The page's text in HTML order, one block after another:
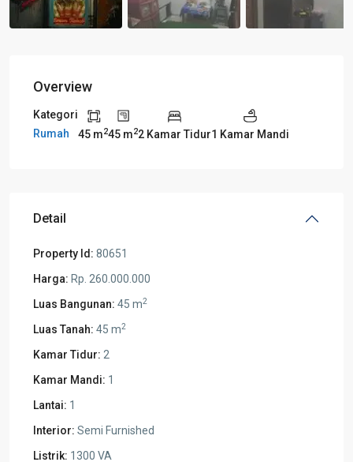
Overview
Kategori
Rumah
45 m245 m22 Kamar Tidur1 Kamar Mandi
Detail
Property Id: 80651
Harga: Rp. 260.000.000
Luas Bangunan: 45 m2
Luas Tanah: 45 m2
Kamar Tidur: 2
Kamar Mandi: 1
Lantai: 1
Interior: Semi Furnished
Listrik: 1300 VA